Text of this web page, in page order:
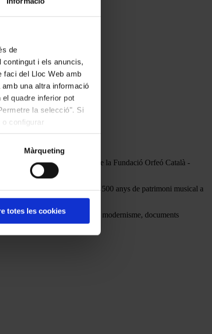
de
i els anuncis,
del Lloc Web amb
una altra informació
quadre inferior pot
la selecció". Si
o configurar
Màrqueting
totes les cookies
de l’arxiu i la biblioteca de la Fundació Orfeó Català -
únics que testimonien més de 500 anys de patrimoni musical a
a l’edat mitjana fins al modernisme, documents
d’altres documents.